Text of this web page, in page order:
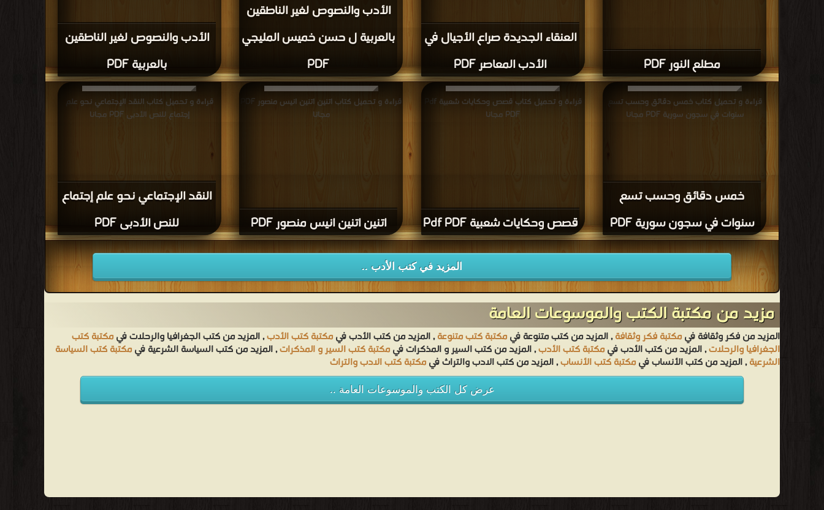
الأدب والنصوص لغير الناطقين
بالعربية PDF
الأدب والنصوص لغير الناطقين
بالعربية ل حسن خميس المليجي
PDF
العنقاء الجديدة صراع الأجيال في
الأدب المعاصر PDF
مطلع النور PDF
النقد الإجتماعي نحو علم إجتماع
للنص الأدبى PDF
قراءة و تحميل كتاب النقد الإجتماعي نحو علم
إجتماع للنص الأدبى PDF مجانا
اتنين اتنين انيس منصور PDF
قراءة و تحميل كتاب اتنين اتنين انيس منصور PDF
مجانا
قصص وحكايات شعبية Pdf PDF
قراءة و تحميل كتاب قصص وحكايات شعبية Pdf
PDF مجانا
خمس دقائق وحسب تسع
سنوات في سجون سورية PDF
قراءة و تحميل كتاب خمس دقائق وحسب تسع
سنوات في سجون سورية PDF مجانا
المزيد في كتب الأدب ..
مزيد من مكتبة الكتب والموسوعات العامة
المزيد من فكر وثقافة فيمكتبة فكر وثقافة, المزيد من كتب متنوعة فيمكتبة كتب متنوعة, المزيد من كتب الأدب فيمكتبة كتب الأدب, المزيد من كتب الجغرافيا والرحلات فيمكتبة كتب
الجغرافيا والرحلات, المزيد من كتب الأدب فيمكتبة كتب الأدب, المزيد من كتب السير و المذكرات فيمكتبة كتب السير و المذكرات, المزيد من كتب السياسة الشرعية فيمكتبة كتب السياسة
الشرعية, المزيد من كتب الأنساب فيمكتبة كتب الأنساب, المزيد من كتب الادب والتراث فيمكتبة كتب الادب والتراث
عرض كل الكتب والموسوعات العامة ..